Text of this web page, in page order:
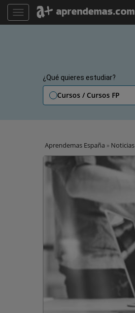
TOGGLE NAVIGATION
¿Qué quieres estudiar?
Cursos / Cursos FP
Aprendemas España » Noticias